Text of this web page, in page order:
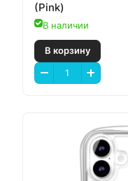
(Pink)
В наличии